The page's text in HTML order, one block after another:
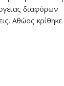
διαφόρων
Αθώος κρίθηκε